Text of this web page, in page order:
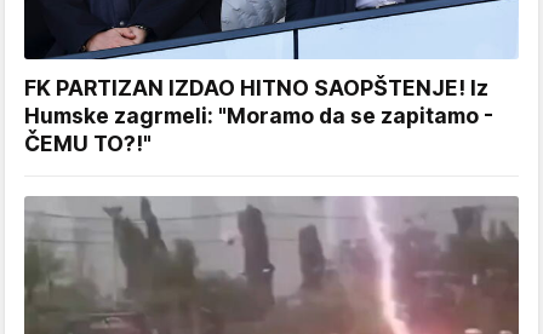
FK PARTIZAN IZDAO HITNO SAOPŠTENJE! Iz
Humske zagrmeli: "Moramo da se zapitamo -
ČEMU TO?!"